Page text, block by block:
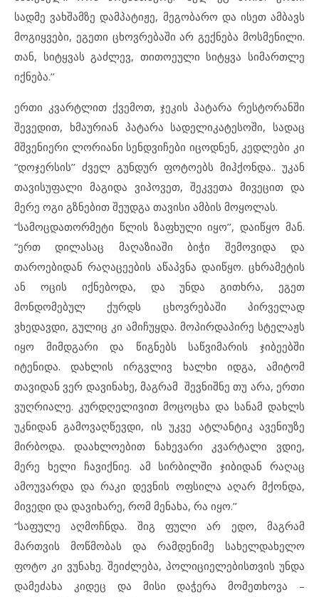
სადმე ვახშამზე დამპატიჟე, მეგობარო და ისეთ ამბავს
მოგიყვები, ეგეთი ცხოვრებაში არ გექნება მოსმენილი.
თან, სიტყვას გაძლევ, თითოეული სიტყვა სიმართლე
იქნება.’’
ერთი კვარტლით ქვემოთ, ჯეკის პატარა რესტორანში
შევედით, ხმაურიან პატარა სადელიკატესოში, სადაც
მშვენიერი ლორიანი სენდვიჩები იცოდნენ, კედლები კი
“დოჯერსის’’ ძველ გუნდურ ფოტოებს მიჰქონდა.. უკან
თავისუფალი მაგიდა ვიპოვეთ, შეკვეთა მივეცით და
მერე ოგი გზნებით შეუდგა თავისი ამბის მოყოლას.
“სამოცდათორმეტი წლის ზაფხული იყო’’, დაიწყო მან.
“ერთ დილასაც მაღაზიაში ბიჭი შემოვიდა და
თაროებიდან რაღაცეების აწაპვნა დაიწყო. ცხრამეტის
ან ოცის იქნებოდა, და უნდა გითხრა, ეგეთ
მონდომებულ ქურდს ცხოვრებაში პირველად
ვხედავდი, გულიც კი ამიჩუყდა. მოპირდაპირე სტელაჟს
იყო მიმდგარი და წიგნებს საწვიმარის ჯიბეებში
იტენიდა. დახლის ირგვლივ ხალხი იდგა, ამიტომ
თავიდან ვერ დავინახე, მაგრამ შევნიშნე თუ არა, ერთი
ვუღრიალე. კურდღელივით მოცოცხა და სანამ დახლს
უკნიდან გამოვაღწევდი, ის უკვე ატლანტიკ ავენიუზე
მირბოდა. დაახლოებით ნახევარი კვარტალი ვდიე,
მერე ხელი ჩავიქნიე. ამ სირბილში ჯიბიდან რაღაც
ამოუვარდა და რაკი დევნის ოფსილა აღარ მქონდა,
მივედი და დავიხარე, რომ მენახა, რა იყო.’’
“საფულე აღმოჩნდა. შიგ ფული არ ედო, მაგრამ
მართვის მოწმობას და რამდენიმე სახელდახელო
ფოტო კი ვუნახე. შეიძლება, პოლიციელებისთვის უნდა
დამეძახა კიდეც და მისი დაჭერა მომეთხოვა –